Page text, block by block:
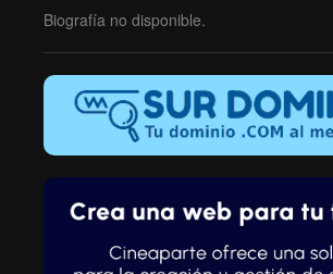
Biografía no disponible.